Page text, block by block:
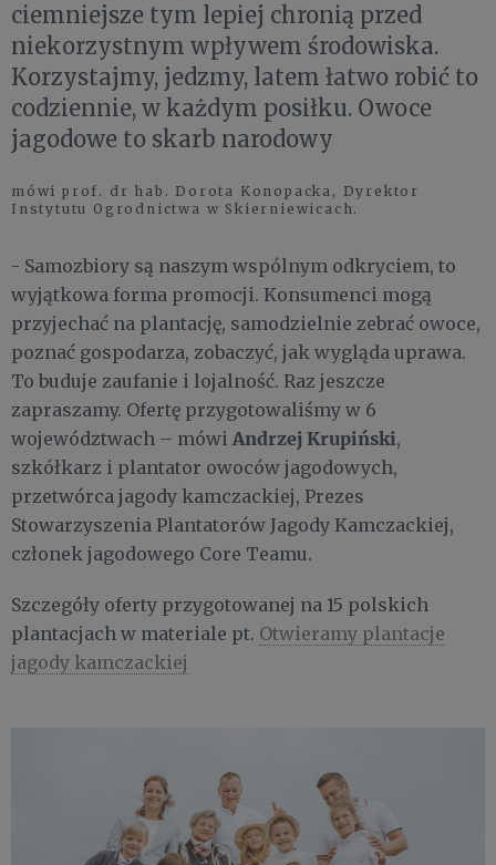
ciemniejsze tym lepiej chronią przed
niekorzystnym wpływem środowiska.
Korzystajmy, jedzmy, latem łatwo robić to
codziennie, w każdym posiłku. Owoce
jagodowe to skarb narodowy
mówi prof. dr hab. Dorota Konopacka, Dyrektor
Instytutu Ogrodnictwa w Skierniewicach.
- Samozbiory są naszym wspólnym odkryciem, to
wyjątkowa forma promocji. Konsumenci mogą
przyjechać na plantację, samodzielnie zebrać owoce,
poznać gospodarza, zobaczyć, jak wygląda uprawa.
To buduje zaufanie i lojalność. Raz jeszcze
zapraszamy. Ofertę przygotowaliśmy w 6
województwach – mówiAndrzej Krupiński,
szkółkarz i plantator owoców jagodowych,
przetwórca jagody kamczackiej, Prezes
Stowarzyszenia Plantatorów Jagody Kamczackiej,
członek jagodowego Core Teamu.
Szczegóły oferty przygotowanej na 15 polskich
plantacjach w materiale pt. Otwieramy plantacje
jagody kamczackiej